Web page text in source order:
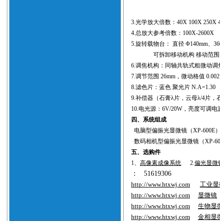
3.光学放大倍数：40X 100X 250X
4.总放大参考倍数：100X-2600X
5.旋转载物台： 直径 Φ140mm、
可拆卸移动机构 移动范围：
6.调焦机构：同轴共轨式粗微动调
7.调节范围 26mm，微动格值
8.滤色片：蓝色 聚光片 N.A=1.30
9.补偿器（石膏λ片，云母λ/4片，
10.电光源：6V/20W，亮度可调电
四、系统组成
电脑型偏振光显微镜（XP-600E
数码相机型偏振光显微镜（XP-
五、选购件
1、 高像素成像系统 2.偏光显微
：
51619306
http://www.htxwj.com
工业
http://www.htxwj.com
显微镜
http://www.htxwj.com
生物显
http://www.htxwj.com
金相显